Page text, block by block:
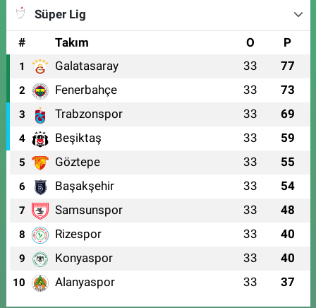
Süper Lig
#
Takım O P
1 Galatasaray 33 77
2 Fenerbahçe 33 73
3 Trabzonspor 33 69
4 Beşiktaş 33 59
5 Göztepe 33 55
6 Başakşehir 33 54
7 Samsunspor 33 48
8 Rizespor 33 40
9 Konyaspor 33 40
10 Alanyaspor 33 37